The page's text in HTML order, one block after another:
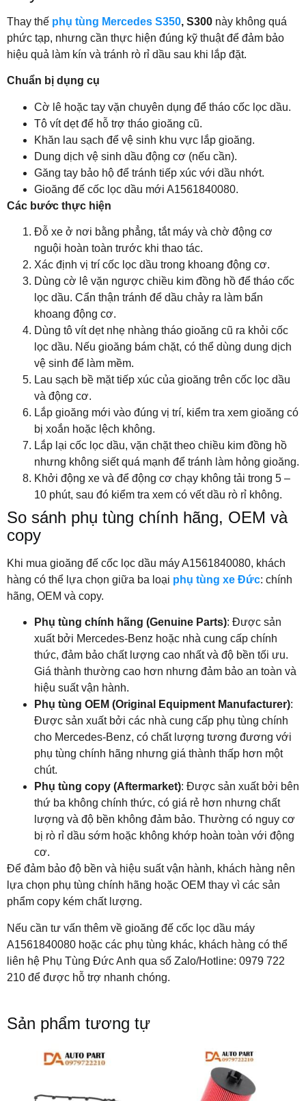
Thay thế phụ tùng Mercedes S350, S300 này không quá
phức tạp, nhưng cần thực hiện đúng kỹ thuật để đảm bảo
hiệu quả làm kín và tránh rò rỉ dầu sau khi lắp đặt.
Chuẩn bị dụng cụ
Cờ lê hoặc tay vặn chuyên dụng để tháo cốc lọc dầu.
Tô vít dẹt để hỗ trợ tháo gioăng cũ.
Khăn lau sạch để vệ sinh khu vực lắp gioăng.
Dung dịch vệ sinh dầu động cơ (nếu cần).
Găng tay bảo hộ để tránh tiếp xúc với dầu nhớt.
Gioăng đế cốc lọc dầu mới A1561840080.
Các bước thực hiện
Đỗ xe ở nơi bằng phẳng, tắt máy và chờ động cơ
nguội hoàn toàn trước khi thao tác.
Xác định vị trí cốc lọc dầu trong khoang động cơ.
Dùng cờ lê vặn ngược chiều kim đồng hồ để tháo cốc
lọc dầu. Cẩn thận tránh để dầu chảy ra làm bẩn
khoang động cơ.
Dùng tô vít dẹt nhẹ nhàng tháo gioăng cũ ra khỏi cốc
lọc dầu. Nếu gioăng bám chặt, có thể dùng dung dịch
vệ sinh để làm mềm.
Lau sạch bề mặt tiếp xúc của gioăng trên cốc lọc dầu
và động cơ.
Lắp gioăng mới vào đúng vị trí, kiểm tra xem gioăng có
bị xoắn hoặc lệch không.
Lắp lại cốc lọc dầu, vặn chặt theo chiều kim đồng hồ
nhưng không siết quá mạnh để tránh làm hỏng gioăng.
Khởi động xe và để động cơ chạy không tải trong 5 –
10 phút, sau đó kiểm tra xem có vết dầu rò rỉ không.
So sánh phụ tùng chính hãng, OEM và
copy
Khi mua gioăng đế cốc lọc dầu máy A1561840080, khách
hàng có thể lựa chọn giữa ba loại phụ tùng xe Đức: chính
hãng, OEM và copy.
Phụ tùng chính hãng (Genuine Parts): Được sản
xuất bởi Mercedes-Benz hoặc nhà cung cấp chính
thức, đảm bảo chất lượng cao nhất và độ bền tối ưu.
Giá thành thường cao hơn nhưng đảm bảo an toàn và
hiệu suất vận hành.
Phụ tùng OEM (Original Equipment Manufacturer):
Được sản xuất bởi các nhà cung cấp phụ tùng chính
cho Mercedes-Benz, có chất lượng tương đương với
phụ tùng chính hãng nhưng giá thành thấp hơn một
chút.
Phụ tùng copy (Aftermarket): Được sản xuất bởi bên
thứ ba không chính thức, có giá rẻ hơn nhưng chất
lượng và độ bền không đảm bảo. Thường có nguy cơ
bị rò rỉ dầu sớm hoặc không khớp hoàn toàn với động
cơ.
Để đảm bảo độ bền và hiệu suất vận hành, khách hàng nên
lựa chọn phụ tùng chính hãng hoặc OEM thay vì các sản
phẩm copy kém chất lượng.
Nếu cần tư vấn thêm về gioăng đế cốc lọc dầu máy
A1561840080 hoặc các phụ tùng khác, khách hàng có thể
liên hệ Phụ Tùng Đức Anh qua số Zalo/Hotline: 0979 722
210 để được hỗ trợ nhanh chóng.
Sản phẩm tương tự